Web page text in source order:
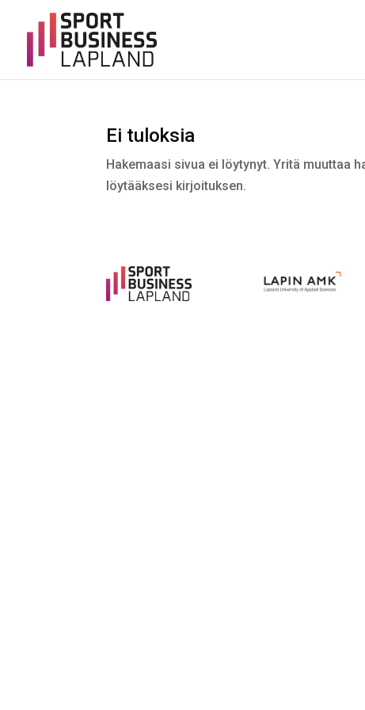
Ei tuloksia
Hakemaasi sivua ei löytynyt. Yritä muuttaa
löytääksesi kirjoituksen.